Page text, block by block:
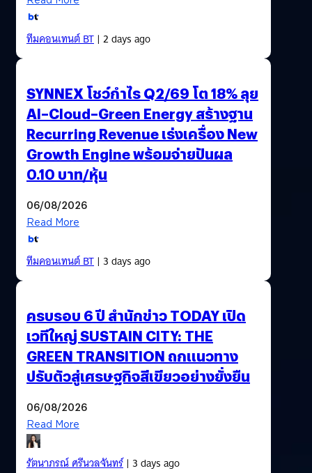
ทีมคอนเทนต์ BT| 2 days ago
SYNNEX โชว์กำไร Q2/69 โต 18% ลุย
AI–Cloud–Green Energy สร้างฐาน
Recurring Revenue เร่งเครื่อง New
Growth Engine พร้อมจ่ายปันผล
0.10 บาท/หุ้น
06/08/2026
Read More
ทีมคอนเทนต์ BT| 3 days ago
ครบรอบ 6 ปี สำนักข่าว TODAY เปิด
เวทีใหญ่ SUSTAIN CITY: THE
GREEN TRANSITION ถกแนวทาง
ปรับตัวสู่เศรษฐกิจสีเขียวอย่างยั่งยืน
06/08/2026
Read More
รัตนาภรณ์ ศรีนวลจันทร์| 3 days ago